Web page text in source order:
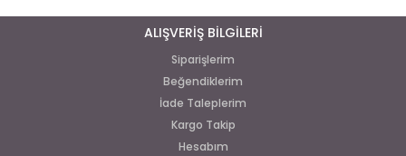
ALIŞVERİŞ BİLGİLERİ
Siparişlerim
Beğendiklerim
İade Taleplerim
Kargo Takip
Hesabım